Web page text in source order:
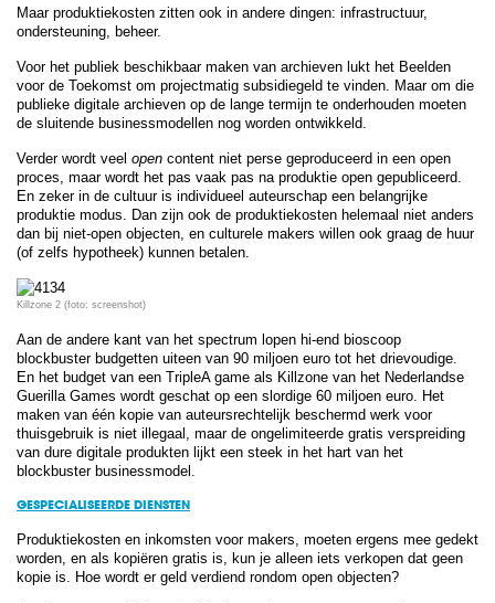
Maar produktiekosten zitten ook in andere dingen: infrastructuur,
ondersteuning, beheer.
Voor het publiek beschikbaar maken van archieven lukt het Beelden
voor de Toekomst om projectmatig subsidiegeld te vinden. Maar om die
publieke digitale archieven op de lange termijn te onderhouden moeten
de sluitende businessmodellen nog worden ontwikkeld.
Verder wordt veel open content niet perse geproduceerd in een open
proces, maar wordt het pas vaak pas na produktie open gepubliceerd.
En zeker in de cultuur is individueel auteurschap een belangrijke
produktie modus. Dan zijn ook de produktiekosten helemaal niet anders
dan bij niet-open objecten, en culturele makers willen ook graag de huur
(of zelfs hypotheek) kunnen betalen.
Killzone 2 (foto: screenshot)
Aan de andere kant van het spectrum lopen hi-end bioscoop
blockbuster budgetten uiteen van 90 miljoen euro tot het drievoudige.
En het budget van een TripleA game als Killzone van het Nederlandse
Guerilla Games wordt geschat op een slordige 60 miljoen euro. Het
maken van één kopie van auteursrechtelijk beschermd werk voor
thuisgebruik is niet illegaal, maar de ongelimiteerde gratis verspreiding
van dure digitale produkten lijkt een steek in het hart van het
blockbuster businessmodel.
GESPECIALISEERDE DIENSTEN
Produktiekosten en inkomsten voor makers, moeten ergens mee gedekt
worden, en als kopiëren gratis is, kun je alleen iets verkopen dat geen
kopie is. Hoe wordt er geld verdiend rondom open objecten?